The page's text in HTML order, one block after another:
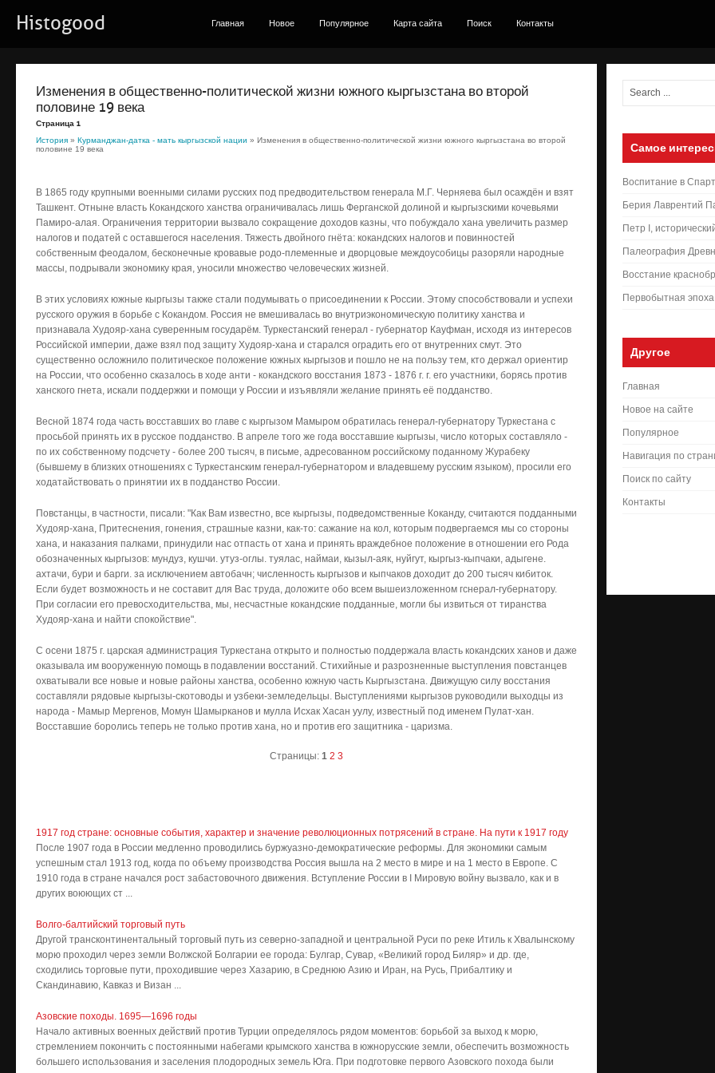
Histogood Главная Новое Популярное Карта сайта Поиск Контакты
Изменения в общественно-политической жизни южного кыргызстана во второй
половине 19 века
Страница 1
История » Курманджан-датка - мать кыргызской нации » Изменения в общественно-политической жизни южного кыргызстана во второй
половине 19 века
В 1865 году крупными военными силами русских под предводительством генерала М.Г. Черняева был осаждён и взят
Ташкент. Отныне власть Кокандского ханства ограничивалась лишь Ферганской долиной и кыргызскими кочевьями
Памиро-алая. Ограничения территории вызвало сокращение доходов казны, что побуждало хана увеличить размер
налогов и податей с оставшегося населения. Тяжесть двойного гнёта: кокандских налогов и повинностей
собственным феодалом, бесконечные кровавые родо-племенные и дворцовые междоусобицы разоряли народные
массы, подрывали экономику края, уносили множество человеческих жизней.
В этих условиях южные кыргызы также стали подумывать о присоединении к России. Этому способствовали и успехи
русского оружия в борьбе с Кокандом. Россия не вмешивалась во внутриэкономическую политику ханства и
признавала Худояр-хана суверенным государём. Туркестанский генерал - губернатор Кауфман, исходя из интересов
Российской империи, даже взял под защиту Худояр-хана и старался оградить его от внутренних смут. Это
существенно осложнило политическое положение южных кыргызов и пошло не на пользу тем, кто держал ориентир
на России, что особенно сказалось в ходе анти - кокандского восстания 1873 - 1876 г. г. его участники, борясь против
ханского гнета, искали поддержки и помощи у России и изъявляли желание принять её подданство.
Весной 1874 года часть восставших во главе с кыргызом Мамыром обратилась генерал-губернатору Туркестана с
просьбой принять их в русское подданство. В апреле того же года восставшие кыргызы, число которых составляло -
по их собственному подсчету - более 200 тысяч, в письме, адресованном российскому поданному Журабеку
(бывшему в близких отношениях с Туркестанским генерал-губернатором и владевшему русским языком), просили его
ходатайствовать о принятии их в подданство России.
Повстанцы, в частности, писали: "Как Вам известно, все кыргызы, подведомственные Коканду, считаются подданными
Худояр-хана, Притеснения, гонения, страшные казни, как-то: сажание на кол, которым подвергаемся мы со стороны
хана, и наказания палками, принудили нас отпасть от хана и принять враждебное положение в отношении его Рода
обозначенных кыргызов: мундуз, кушчи. утуз-оглы. туялас, наймаи, кызыл-аяк, нуйгут, кыргыз-кыпчаки, адыгене.
ахтачи, бури и барги. за исключением автобачн; численность кыргызов и кыпчаков доходит до 200 тысяч кибиток.
Если будет возможность и не составит для Вас труда, доложите обо всем вышеизложенном гснерал-губернатору.
При согласии его превосходительства, мы, несчастные кокандские подданные, могли бы извиться от тиранства
Худояр-хана и найти спокойствие".
С осени 1875 г. царская администрация Туркестана открыто и полностью поддержала власть кокандских ханов и даже
оказывала им вооруженную помощь в подавлении восстаний. Стихийные и разрозненные выступления повстанцев
охватывали все новые и новые районы ханства, особенно южную часть Кыргызстана. Движущую силу восстания
составляли рядовые кыргызы-скотоводы и узбеки-земледельцы. Выступлениями кыргызов руководили выходцы из
народа - Мамыр Мергенов, Момун Шамырканов и мулла Исхак Хасан уулу, известный под именем Пулат-хан.
Восставшие боролись теперь не только против хана, но и против его защитника - царизма.
Страницы: 1 2 3
1917 год стране: основные события, характер и значение революционных потрясений в стране. На пути к 1917 году
После 1907 года в России медленно проводились буржуазно-демократические реформы. Для экономики самым
успешным стал 1913 год, когда по объему производства Россия вышла на 2 место в мире и на 1 место в Европе. С
1910 года в стране начался рост забастовочного движения. Вступление России в I Мировую войну вызвало, как и в
других воюющих ст ...
Волго-балтийский торговый путь
Другой трансконтинентальный торговый путь из северно-западной и центральной Руси по реке Итиль к Хвалынскому
морю проходил через земли Волжской Болгарии ее города: Булгар, Сувар, «Великий город Биляр» и др. где,
сходились торговые пути, про­ходившие через Хазарию, в Сред­нюю Азию и Иран, на Русь, Прибалтику и
Скандинавию, Кавказ и Визан ...
Азовские походы. 1695—1696 годы
Начало активных военных действий против Турции определялось рядом моментов: борьбой за выход к морю,
стремлением покончить с постоянными набегами крымского ханства в южнорусские земли, обеспечить возможность
большего использования и заселения плодородных земель Юга. При подготовке первого Азовского похода были
Самое
Воспитание в
Берия Лаврентий
Петр I,
Палеография
Восстание
Первобытная
Другое
Главная
Новое на сайте
Популярное
Навигация по
Поиск по сайту
Контакты